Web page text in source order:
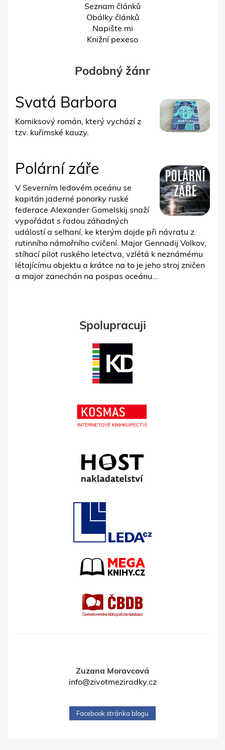
Seznam článků
Obálky článků
Napište mi
Knižní pexeso
Podobný žánr
Svatá Barbora
Komiksový román, který vychází z
tzv. kuřimské kauzy.
Polární záře
V Severním ledovém oceánu se
kapitán jaderné ponorky ruské
federace Alexander Gomelskij snaží
vypořádat s řadou záhadných
událostí a selhaní, ke kterým dojde při návratu z
rutinního námořního cvičení. Major Gennadij Volkov,
stíhací pilot ruského letectva, vzlétá k neznámému
létajícímu objektu a krátce na to je jeho stroj zničen
a major zanechán na pospas oceánu...
Spolupracuji
Zuzana Moravcová
info@zivotmeziradky.cz
Facebook stránka blogu